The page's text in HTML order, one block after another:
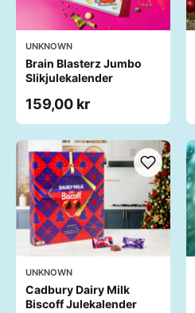
UNKNOWN
Brain Blasterz Jumbo
Slikjulekalender
159,00 kr
UNKNOWN
Cadbury Dairy Milk
Biscoff Julekalender